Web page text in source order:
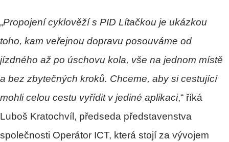
„Propojení cyklověží s PID Lítačkou je ukázkou
toho, kam veřejnou dopravu posouváme od
jízdného až po úschovu kola, vše na jednom místě
a bez zbytečných kroků. Chceme, aby si cestující
mohli celou cestu vyřídit v jediné aplikaci,“ říká
Luboš Kratochvíl, předseda představenstva
společnosti Operátor ICT, která stojí za vývojem